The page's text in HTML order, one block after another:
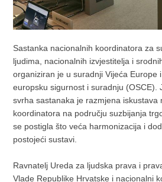
Sastanka nacionalnih koordinatora za
ljudima, nacionalnih izvjestitelja i
organiziran je u suradnji Vijeća Europe
europsku sigurnost i suradnju (OSCE).
svrha sastanaka je razmjena iskustava
koordinatora na području suzbijanja
se postigla što veća harmonizacija i
postojeći sustavi.
Ravnatelj Ureda za ljudska prava i
Vlade Republike Hrvatske i nacionalni